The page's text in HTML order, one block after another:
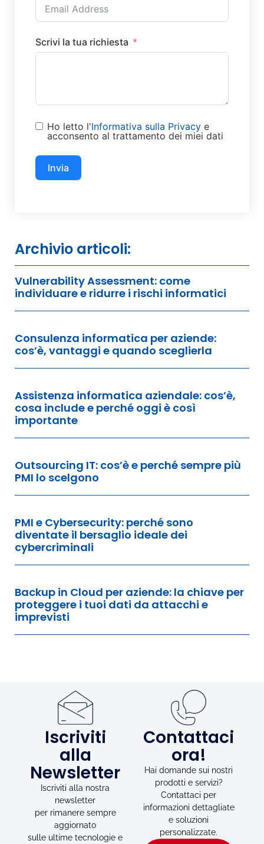
Scrivi la tua richiesta
Ho letto l'Informativa sulla Privacy e
acconsento al trattamento dei miei dati
Invia
Archivio articoli:
Vulnerability Assessment: come
individuare e ridurre i rischi informatici
Consulenza informatica per aziende:
cos’è, vantaggi e quando sceglierla
Assistenza informatica aziendale: cos’è,
cosa include e perché oggi è così
importante
Outsourcing IT: cos’è e perché sempre più
PMI lo scelgono
PMI e Cybersecurity: perché sono
diventate il bersaglio ideale dei
cybercriminali
Backup in Cloud per aziende: la chiave per
proteggere i tuoi dati da attacchi e
imprevisti
Iscriviti
alla
Newsletter
Iscriviti alla nostra
newsletter
per rimanere sempre
aggiornato
sulle ultime tecnologie e
Contattaci
ora!
Hai domande sui nostri
prodotti e servizi?
Contattaci per
informazioni dettagliate
e soluzioni
personalizzate.